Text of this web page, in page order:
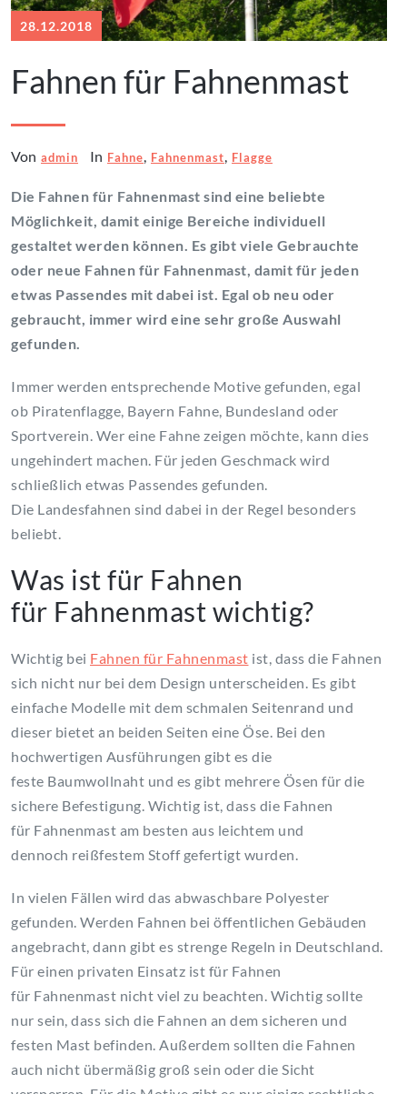
28.12.2018
Fahnen für Fahnenmast
Von admin In Fahne, Fahnenmast, Flagge
Die Fahnen für Fahnenmast sind eine beliebte
Möglichkeit, damit einige Bereiche individuell
gestaltet werden können. Es gibt viele Gebrauchte
oder neue Fahnen für Fahnenmast, damit für jeden
etwas Passendes mit dabei ist. Egal ob neu oder
gebraucht, immer wird eine sehr große Auswahl
gefunden.
Immer werden entsprechende Motive gefunden, egal
ob Piratenflagge, Bayern Fahne, Bundesland oder
Sportverein. Wer eine Fahne zeigen möchte, kann dies
ungehindert machen. Für jeden Geschmack wird
schließlich etwas Passendes gefunden.
Die Landesfahnen sind dabei in der Regel besonders
beliebt.
Was ist für Fahnen
für Fahnenmast wichtig?
Wichtig bei Fahnen für Fahnenmast ist, dass die Fahnen
sich nicht nur bei dem Design unterscheiden. Es gibt
einfache Modelle mit dem schmalen Seitenrand und
dieser bietet an beiden Seiten eine Öse. Bei den
hochwertigen Ausführungen gibt es die
feste Baumwollnaht und es gibt mehrere Ösen für die
sichere Befestigung. Wichtig ist, dass die Fahnen
für Fahnenmast am besten aus leichtem und
dennoch reißfestem Stoff gefertigt wurden.
In vielen Fällen wird das abwaschbare Polyester
gefunden. Werden Fahnen bei öffentlichen Gebäuden
angebracht, dann gibt es strenge Regeln in Deutschland.
Für einen privaten Einsatz ist für Fahnen
für Fahnenmast nicht viel zu beachten. Wichtig sollte
nur sein, dass sich die Fahnen an dem sicheren und
festen Mast befinden. Außerdem sollten die Fahnen
auch nicht übermäßig groß sein oder die Sicht